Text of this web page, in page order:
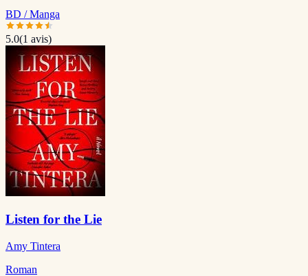
BD / Manga
5.0(1 avis)
Listen for the Lie
Amy Tintera
Roman